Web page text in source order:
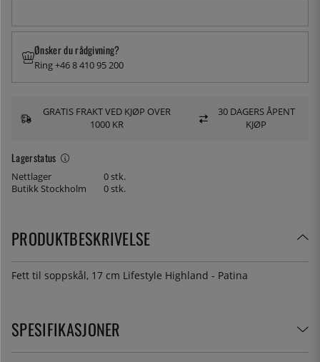
Lagerstatus
Nettlager
0 stk.
Butikk Stockholm
0 stk.
Ønsker du rådgivning?
Ring +46 8 410 95 200
GRATIS FRAKT VED KJØP OVER
1000 KR
30 DAGERS ÅPENT
KJØP
PRODUKTBESKRIVELSE
Fett til soppskål, 17 cm Lifestyle Highland - Patina
SPESIFIKASJONER